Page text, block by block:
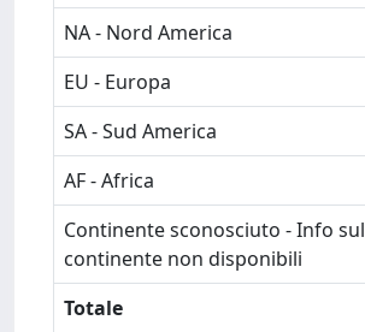
NA - Nord America
EU - Europa
SA - Sud America
AF - Africa
Continente sconosciuto - Info sul
continente non disponibili
Totale